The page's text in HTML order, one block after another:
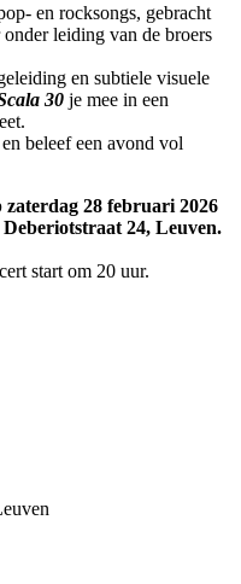
en rocksongs, gebracht
leiding van de broers
en subtiele visuele
30 je mee in een
beleef een avond vol
zaterdag 28 februari 2026
24, Leuven.
start om 20 uur.